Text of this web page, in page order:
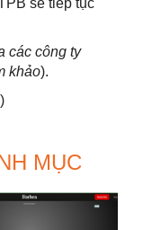
các công ty
khảo).
MỤC